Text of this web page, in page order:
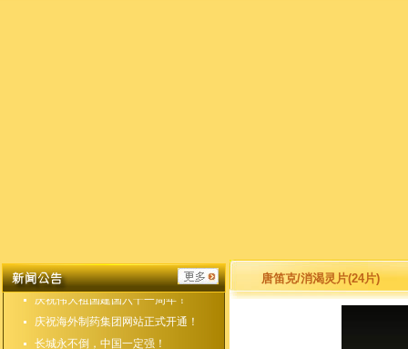
庆祝集团公司成立二十二周年！
庆祝伟大祖国建国六十一周年！
庆祝海外制药集团网站正式开通！
长城永不倒，中国一定强！
唐笛克/消渴灵片(24片)